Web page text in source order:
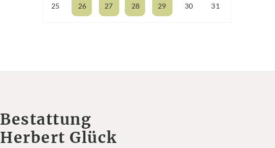
25 26 27 28 29 30 31
Bestattung
Herbert Glück